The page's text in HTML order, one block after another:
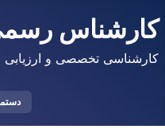
کارشناس
کارشناسی تخصصی و